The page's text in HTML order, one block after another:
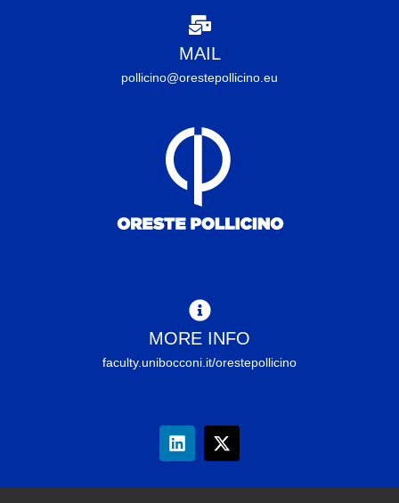
MAIL
pollicino@orestepollicino.eu
MORE INFO
faculty.unibocconi.it/orestepollicino